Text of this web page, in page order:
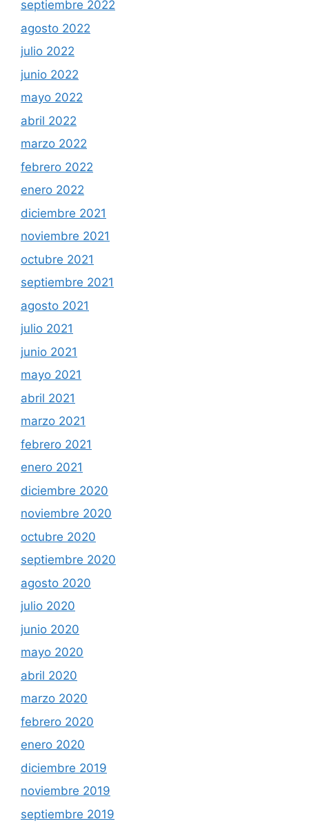
septiembre 2022
agosto 2022
julio 2022
junio 2022
mayo 2022
abril 2022
marzo 2022
febrero 2022
enero 2022
diciembre 2021
noviembre 2021
octubre 2021
septiembre 2021
agosto 2021
julio 2021
junio 2021
mayo 2021
abril 2021
marzo 2021
febrero 2021
enero 2021
diciembre 2020
noviembre 2020
octubre 2020
septiembre 2020
agosto 2020
julio 2020
junio 2020
mayo 2020
abril 2020
marzo 2020
febrero 2020
enero 2020
diciembre 2019
noviembre 2019
septiembre 2019